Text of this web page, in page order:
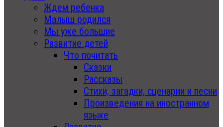
Ждем ребенка
Малыш родился
Мы уже большие
Развитие детей
Что почитать
Сказки
Рассказы
Стихи, загадки, сценарии и песни
Произведения на иностранном
языке